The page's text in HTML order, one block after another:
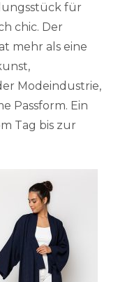
für
chic. Der
mehr als eine
Modeindustrie,
Passform. Ein
Tag bis zur